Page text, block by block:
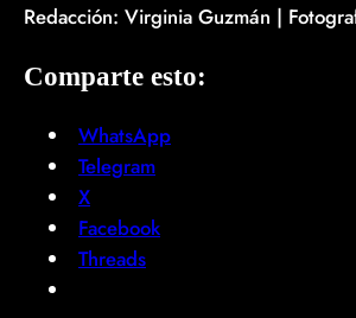
Redacción: Virginia Guzmán |
Comparte esto:
WhatsApp
Telegram
X
Facebook
Threads